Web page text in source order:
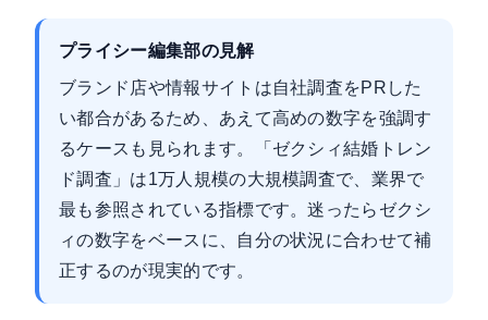
プライシー編集部の見解
ブランド店や情報サイトは自社調査をPRした
い都合があるため、あえて高めの数字を強調す
るケースも見られます。「ゼクシィ結婚トレン
ド調査」は1万人規模の大規模調査で、業界で
最も参照されている指標です。迷ったらゼクシ
ィの数字をベースに、自分の状況に合わせて補
正するのが現実的です。